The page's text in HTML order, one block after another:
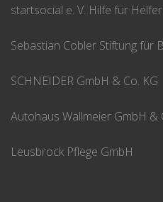
startsocial e. V. Hilfe für Helfer
Sebastian Cobler Stiftung für
SCHNEIDER GmbH & Co. KG
Autohaus Wallmeier GmbH &
Leusbrock Pflege GmbH